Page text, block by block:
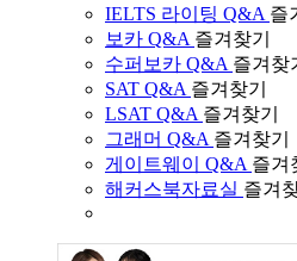
IELTS 라이팅 Q&A 즐
보카 Q&A 즐겨찾기
수퍼보카 Q&A 즐겨찾
SAT Q&A 즐겨찾기
LSAT Q&A 즐겨찾기
그래머 Q&A 즐겨찾기
게이트웨이 Q&A 즐겨
해커스북자료실 즐겨